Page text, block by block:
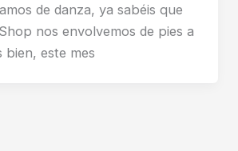
de danza, ya sabéis que
nos envolvemos de pies a
bien, este mes